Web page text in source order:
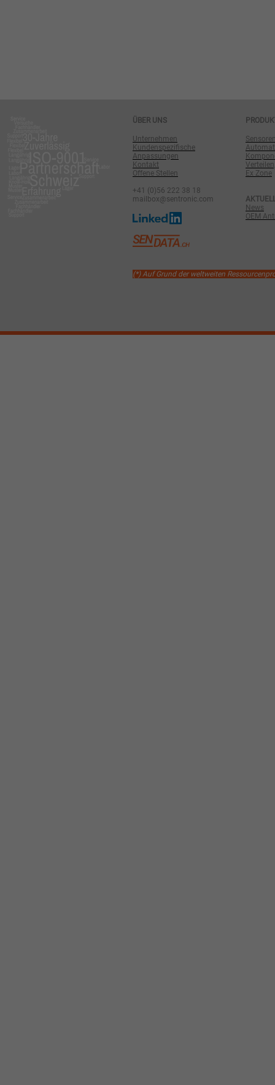
ÜBER UNS
Unternehmen
Kundenspezifische
Anpassungen
Kontakt
Offene Stellen
+41 (0)56 222 38 18
mailbox@sentronic.com
Ex Zone
News
OEM
(*) Auf Grund der weltweiten